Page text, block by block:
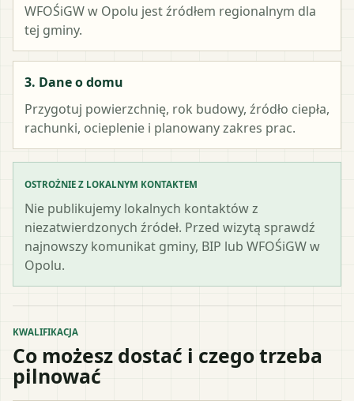
WFOŚiGW w Opolu jest źródłem regionalnym dla
tej gminy.
3. Dane o domu
Przygotuj powierzchnię, rok budowy, źródło ciepła,
rachunki, ocieplenie i planowany zakres prac.
OSTROŻNIE Z LOKALNYM KONTAKTEM
Nie publikujemy lokalnych kontaktów z
niezatwierdzonych źródeł. Przed wizytą sprawdź
najnowszy komunikat gminy, BIP lub WFOŚiGW w
Opolu.
KWALIFIKACJA
Co możesz dostać i czego trzeba
pilnować